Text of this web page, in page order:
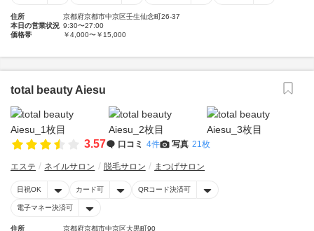
住所
京都府京都市中京区壬生仙念町26-37
本日の営業状況 9:30〜27:00
価格帯
￥4,000〜￥15,000
total beauty Aiesu
3.57 口コミ 4件 写真 21枚
エステ ネイルサロン 脱毛サロン まつげサロン
日祝OK カード可 QRコード決済可
電子マネー決済可
住所
京都府京都市中京区大黒町90